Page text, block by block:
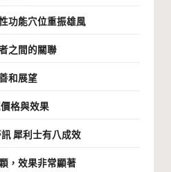
功能穴位重振雄風
之間的關聯
和展望
格與效果
犀利士有八成效
，效果非常顯著